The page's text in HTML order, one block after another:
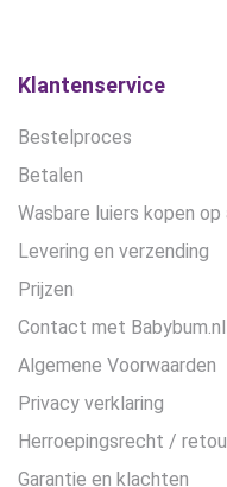
Klantenservice
Bestelproces
Betalen
Wasbare luiers kopen
Levering en verzending
Prijzen
Contact met Babybum.nl
Algemene Voorwaarden
Privacy verklaring
Herroepingsrecht /
Garantie en klachten